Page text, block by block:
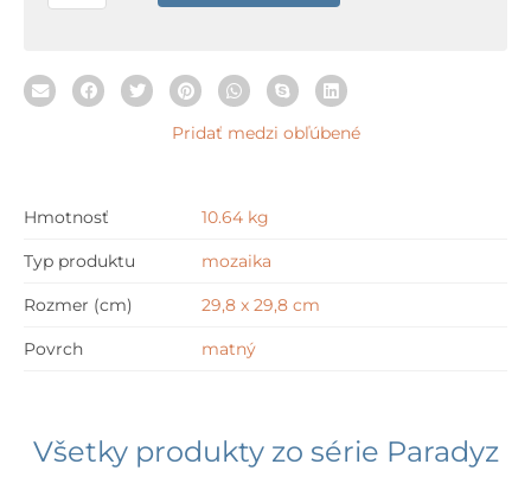
Szklana
Gold
29,8
cm
Pridať medzi obľúbené
Hmotnosť 10.64 kg
Typ produktu mozaika
Rozmer (cm) 29,8 x 29,8 cm
Povrch matný
Všetky produkty zo série Paradyz